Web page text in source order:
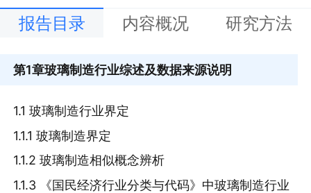
报告目录 内容概况 研究方法
第1章玻璃制造行业综述及数据来源说明
1.1 玻璃制造行业界定
1.1.1 玻璃制造界定
1.1.2 玻璃制造相似概念辨析
1.1.3 《国民经济行业分类与代码》中玻璃制造行业